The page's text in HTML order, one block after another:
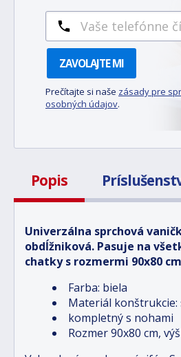
ZAVOLAJTE MI
Prečítajte si naše zásady pre
osobných údajov.
Popis
Univerzálna sprchová
obdĺžniková. Pasuje na
chatky s rozmermi 90x80 cm
Farba: biela
Materiál
kompletný s nohami
Rozmer 90x80 cm,